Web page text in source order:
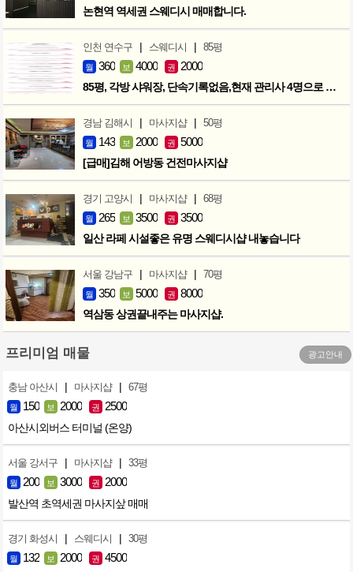
논현역 역세권 스웨디시 매매합니다.
인천 연수구 | 스웨디시 | 85평
월 360 보 4000 권 2000
85평, 각방 샤워장, 단속기록없음,현재 관리사 4명으로 성업중
경남 김해시 | 마사지샵 | 50평
월 143 보 2000 권 5000
[급매]김해 어방동 건전마사지샵
경기 고양시 | 마사지샵 | 68평
월 265 보 3500 권 3500
일산 라페 시설좋은 유명 스웨디시샵 내놓습니다
서울 강남구 | 마사지샵 | 70평
월 350 보 5000 권 8000
역삼동 상권끝내주는 마사지샵.
프리미엄 매물 광고안내
충남 아산시 | 마사지샵 | 67평
월 150 보 2000 권 2500
아산시외버스 터미널 (온양)
서울 강서구 | 마사지샵 | 33평
월 200 보 3000 권 2000
발산역 초역세권 마사지샆 매매
경기 화성시 | 스웨디시 | 30평
월 132 보 2000 권 4500